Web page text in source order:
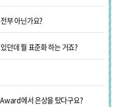
부 아닌가요?
던데 뭘 표준화 하는 거죠?
에서 은상을 탔다구요?